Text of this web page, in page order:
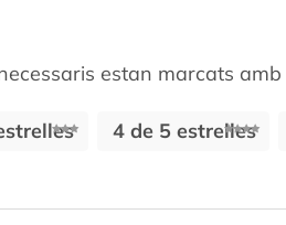
estan marcats amb
4 de 5 estrelles